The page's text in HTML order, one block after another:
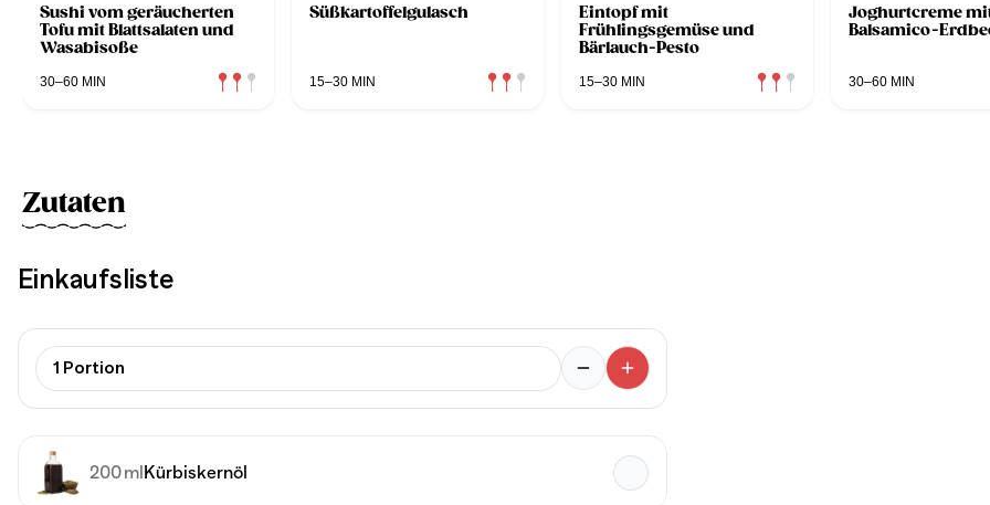
Sushi vom geräucherten
Tofu mit Blattsalaten und
Wasabisoße
30–60 MIN
Süßkartoffelgulasch
15–30 MIN
Eintopf mit
Frühlingsgemüse und
Bärlauch-Pesto
15–30 MIN
Joghurtcreme
Balsamico-
30–60 MIN
Zutaten